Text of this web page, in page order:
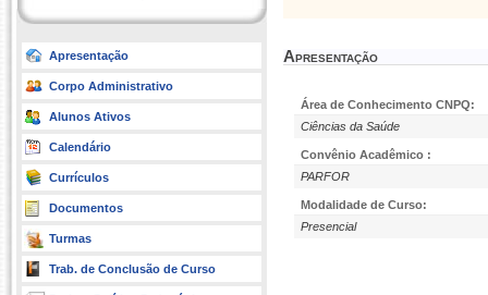
Apresentação
Corpo Administrativo
Alunos Ativos
Calendário
Currículos
Documentos
Turmas
Trab. de Conclusão de Curso
Apresentação
Área de Conhecimento CNPQ:
Ciências da Saúde
Convênio Acadêmico :
PARFOR
Modalidade de Curso:
Presencial